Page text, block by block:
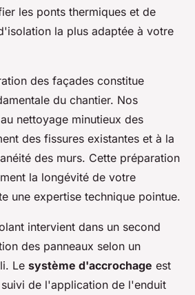
les ponts thermiques et de
la plus adaptée à votre
des façades constitue
du chantier. Nos
nettoyage minutieux des
des fissures existantes et à la
des murs. Cette préparation
la longévité de votre
une expertise technique pointue.
intervient dans un second
des panneaux selon un
Le système d'accrochage est
de l'application de l'enduit